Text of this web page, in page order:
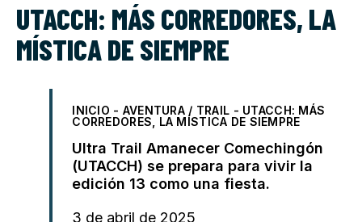
UTACCH: MÁS CORREDORES, LA
MÍSTICA DE SIEMPRE
INICIO - AVENTURA / TRAIL - UTACCH: MÁS
CORREDORES, LA MÍSTICA DE SIEMPRE
Ultra Trail Amanecer Comechingón
(UTACCH) se prepara para vivir la
edición 13 como una fiesta.
3 de abril de 2025